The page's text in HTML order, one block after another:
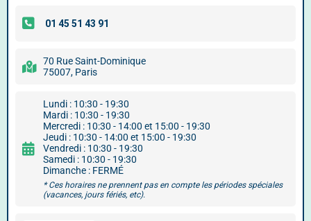
70 Rue Saint-Dominique
75007, Paris
Lundi : 10:30 - 19:30
Mardi : 10:30 - 19:30
Mercredi : 10:30 - 14:00 et 15:00 - 19:30
Jeudi : 10:30 - 14:00 et 15:00 - 19:30
Vendredi : 10:30 - 19:30
Samedi : 10:30 - 19:30
Dimanche : FERMÉ
* Ces horaires ne prennent pas en compte les périodes spéciales
(vacances, jours fériés, etc).